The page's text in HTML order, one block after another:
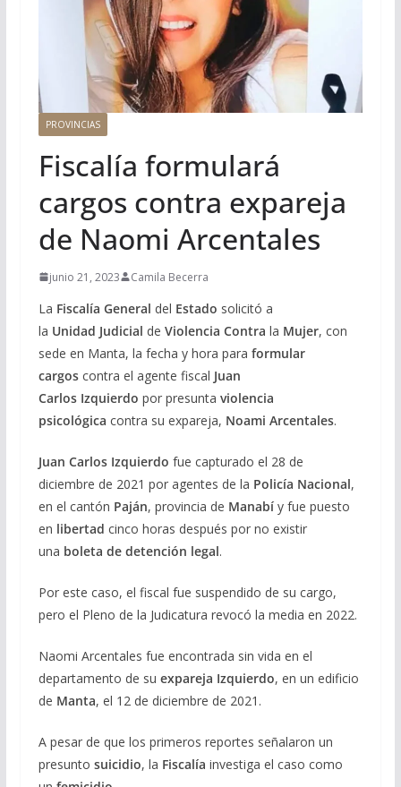
PROVINCIAS
Fiscalía formulará
cargos contra expareja
de Naomi Arcentales
junio 21, 2023 Camila Becerra
La Fiscalía General del Estado solicitó a
la Unidad Judicial de Violencia Contra la Mujer, con
sede en Manta, la fecha y hora para formular
cargos contra el agente fiscal Juan
Carlos Izquierdo por presunta violencia
psicológica contra su expareja, Noami Arcentales.
Juan Carlos Izquierdo fue capturado el 28 de
diciembre de 2021 por agentes de la Policía Nacional,
en el cantón Paján, provincia de Manabíy fue puesto
en libertad cinco horas después por no existir
una boleta de detención legal.
Por este caso, el fiscal fue suspendido de su cargo,
pero el Pleno de la Judicatura revocó la media en 2022.
Naomi Arcentales fue encontrada sin vida en el
departamento de su expareja Izquierdo, en un edificio
de Manta, el 12 de diciembre de 2021.
A pesar de que los primeros reportes señalaron un
presunto suicidio, la Fiscalía investiga el caso como